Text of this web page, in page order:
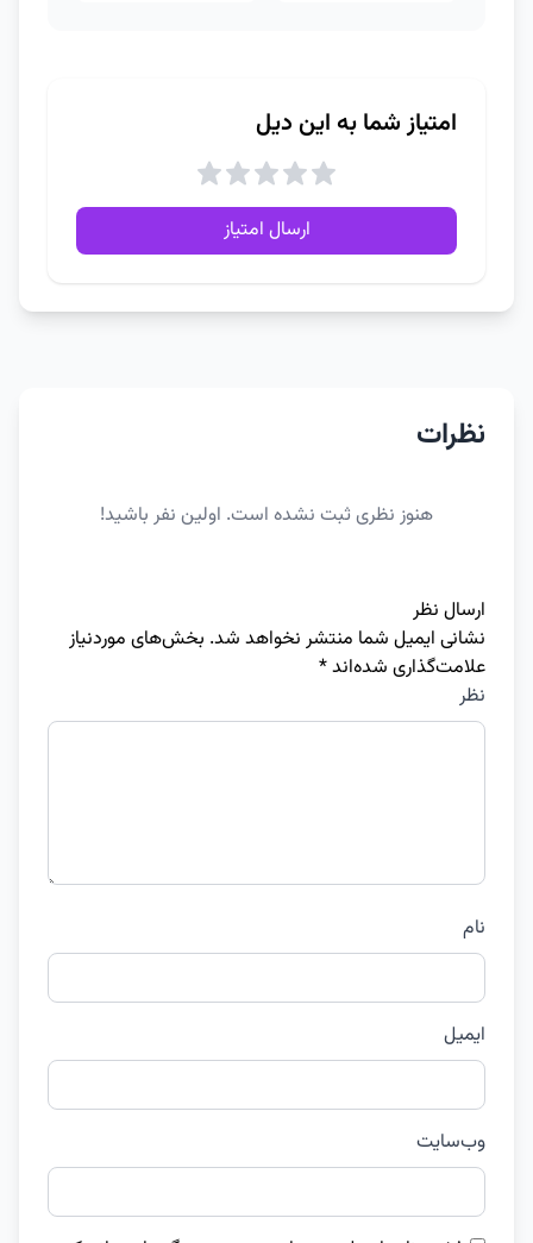
امتیاز شما به این دیل
ارسال امتیاز
نظرات
هنوز نظری ثبت نشده است. اولین نفر باشید!
ارسال نظر
نشانی ایمیل شما منتشر نخواهد شد. بخش‌های موردنیاز
علامت‌گذاری شده‌اند*
نظر
نام
ایمیل
وب‌سایت